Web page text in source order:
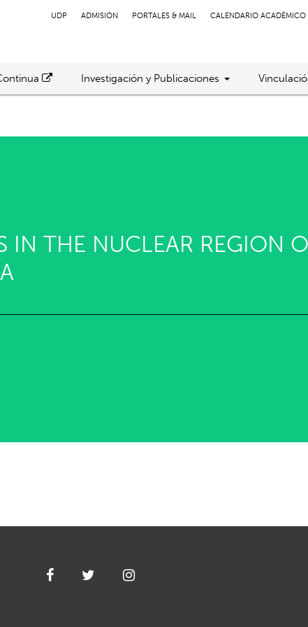
UDP ADMISIÓN PORTALES & MAIL CALENDARIO ACADÉMICO
Investigación y Publicaciones
IN THE NUCLEAR REGION